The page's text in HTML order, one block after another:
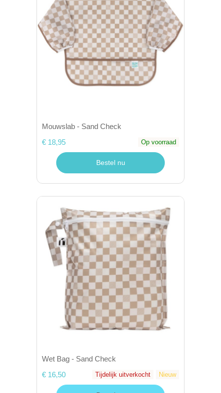
Mouwslab - Sand Check
€ 18,95
Op voorraad
Bestel nu
Wet Bag - Sand Check
€ 16,50
Tijdelijk uitverkocht Nieuw